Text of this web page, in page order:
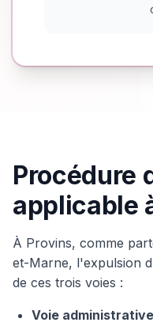
Procédure
applicable
À Provins, comme
et-Marne, l'expulsion
de ces trois voies :
Voie